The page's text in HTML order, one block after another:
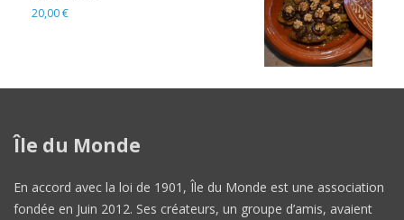
20,00€
Île du Monde
En accord avec la loi de 1901, Île du Monde est une association
fondée en Juin 2012. Ses créateurs, un groupe d’amis, avaient